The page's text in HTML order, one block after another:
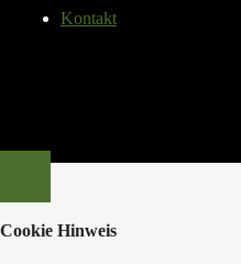
Kontakt
Cookie Hinweis